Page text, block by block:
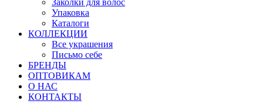
Заколки для волос
Упаковка
Каталоги
КОЛЛЕКЦИИ
Все украшения
Письмо себе
БРЕНДЫ
ОПТОВИКАМ
О НАС
КОНТАКТЫ